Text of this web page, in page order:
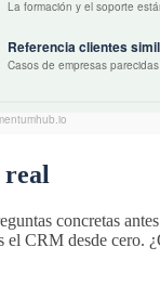
real
concretas
CRM desde